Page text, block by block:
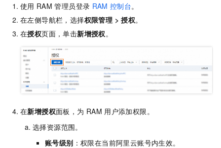
使用 RAM 管理员登录 RAM 控制台。
在左侧导航栏，选择权限管理 >授权。
在授权页面，单击新增授权 。
在新增授权面板，为 RAM 用户添加权限。
选择资源范围。
账号级别 ：权限在当前阿里云账号内生效。